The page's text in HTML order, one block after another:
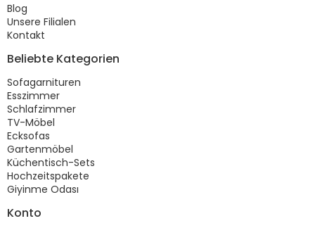
Blog
Unsere Filialen
Kontakt
Beliebte Kategorien
Sofagarnituren
Esszimmer
Schlafzimmer
TV-Möbel
Ecksofas
Gartenmöbel
Küchentisch-Sets
Hochzeitspakete
Giyinme Odası
Konto